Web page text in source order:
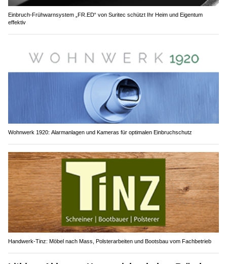
Einbruch-Frühwarnsystem „FR.ED“ von Suritec schützt Ihr Heim und Eigentum
effektiv
Wohnwerk 1920: Alarmanlagen und Kameras für optimalen Einbruchschutz
Handwerk-Tinz: Möbel nach Mass, Polsterarbeiten und Bootsbau vom Fachbetrieb